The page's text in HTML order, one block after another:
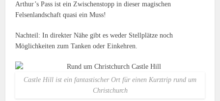
Arthur’s Pass ist ein Zwischenstopp in dieser magischen
Felsenlandschaft quasi ein Muss!
Nachteil: In direkter Nähe gibt es weder Stellplätze noch
Möglichkeiten zum Tanken oder Einkehren.
Castle Hill ist ein fantastischer Ort für einen Kurztrip rund um
Christchurch